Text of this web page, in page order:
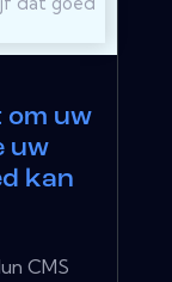
om uw
uw
kan
CMS